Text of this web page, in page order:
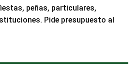
peñas, particulares,
Pide presupuesto al